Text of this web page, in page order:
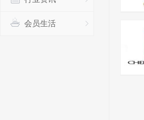
会员生活